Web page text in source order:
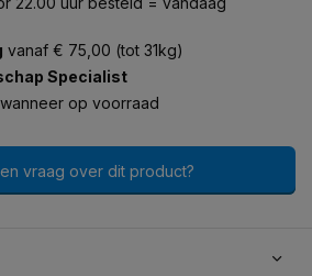
vanaf € 75,00 (tot 31kg)
Specialist
, wanneer op voorraad
vraag over dit product?